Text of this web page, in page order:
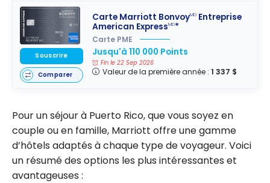
Carte Marriott BonvoyMD Entreprise
American ExpressMD*
Carte PME
Jusqu'à 110 000 Points
Fin le 22 Sep 2026
Valeur de la première année : 1 337 $
Souscrire
Comparer
Pour un séjour à Puerto Rico, que vous soyez en
couple ou en famille, Marriott offre une gamme
d’hôtels adaptés à chaque type de voyageur. Voici
un résumé des options les plus intéressantes et
avantageuses :